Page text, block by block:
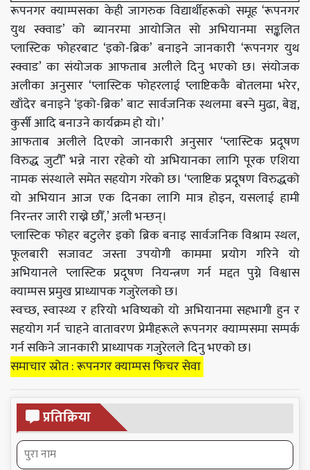
रूपनगर क्याम्पसका केही जागरुक विद्यार्थीहरूको समूह ‘रूपनगर
युथ स्क्वाड’को ब्यानरमाआयोजित सो अभियानमा सङ्कलित
प्लास्टिक फोहरबाट ‘इको-ब्रिक’बनाइने जानकारी ‘रूपनगर युथ
स्क्वाड’का संयोजक आफताबअलीले दिनु भएको छ। संयोजक
अलीका अनुसार ‘प्लास्टिकफोहरलाई प्लाष्टिककै बोतलमा भरेर,
खाँदेर बनाइने ‘इको-ब्रिक’बाट सार्वजनिक स्थलमा बस्ने मुढा, बेञ्च,
कुर्सीआदि बनाउने कार्यक्रम हो यो।’
आफताब अलीले दिएको जानकारी अनुसार ‘प्लास्टिकप्रदूषण
विरुद्ध जुटौँ’ भन्ने नारा रहेको यो अभियानका लागि पूरक एशिया
नामक संस्थाले समेत सहयोग गरेको छ। ‘प्लाष्टिकप्रदूषणविरुद्धको
यो अभियान आज एक दिनका लागि मात्र होइन, यसलाई हामी
निरन्तर जारी राख्ने छौँ,’ अली भन्छन्।
प्लास्टिक फोहर बटुलेर इको ब्रिकबनाइ सार्वजनिक विश्राम स्थल,
फूलबारी सजावट जस्ता उपयोगी काममा प्रयोग गरिने यो
अभियानले प्लास्टिकप्रदूषण नियन्त्रण गर्न मद्दत पुग्ने विश्वास
क्याम्पस प्रमुख प्राध्यापक गजुरेलको छ।
स्वच्छ,स्वास्थ्य र हरियो भविष्यको यो अभियानमा सहभागी हुन र
सहयोग गर्न चाहने वातावरण प्रेमीहरूले रूपनगर क्याम्पसमा सम्पर्क
गर्न सकिने जानकारी प्राध्यापक गजुरेलले दिनु भएको छ।
समाचार स्रोत : रूपनगर क्याम्पस फिचर सेवा
प्रतिक्रिया